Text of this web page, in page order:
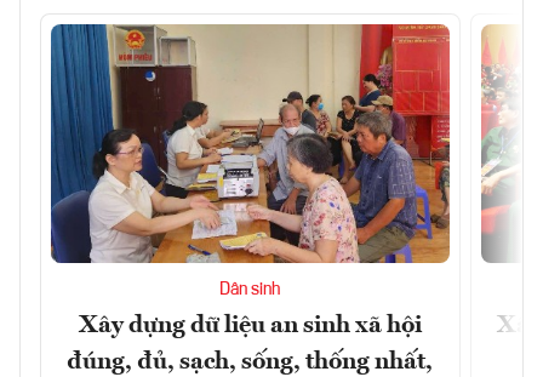
Dân sinh
Xây dựng dữ liệu an sinh xã hội
đúng, đủ, sạch, sống, thống nhất,